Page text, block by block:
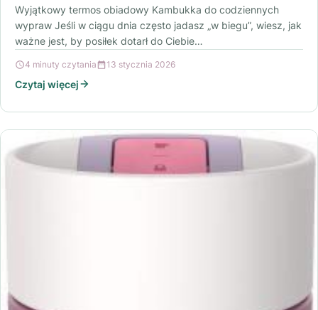
Wyjątkowy termos obiadowy Kambukka do codziennych
wypraw Jeśli w ciągu dnia często jadasz „w biegu”, wiesz, jak
ważne jest, by posiłek dotarł do Ciebie…
4 minuty czytania 13 stycznia 2026
Czytaj więcej